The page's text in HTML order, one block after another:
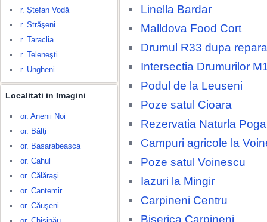
r. Ştefan Vodă
r. Străşeni
r. Taraclia
r. Teleneşti
r. Ungheni
Localitati in Imagini
or. Anenii Noi
or. Bălţi
or. Basarabeasca
or. Cahul
or. Călăraşi
or. Cantemir
or. Căuşeni
Linella Bardar
Malldova Food Cort
Drumul R33 dupa
Intersectia Drumurilor
Podul de la Leuseni
Poze satul Cioara
Rezervatia Naturla
Campuri agricole la
Poze satul Voinescu
Iazuri la Mingir
Carpineni Centru
Biserica Carpineni